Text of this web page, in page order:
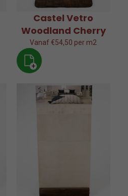
Castel Vetro
Woodland Cherry
Vanaf €54,50 per m2
+